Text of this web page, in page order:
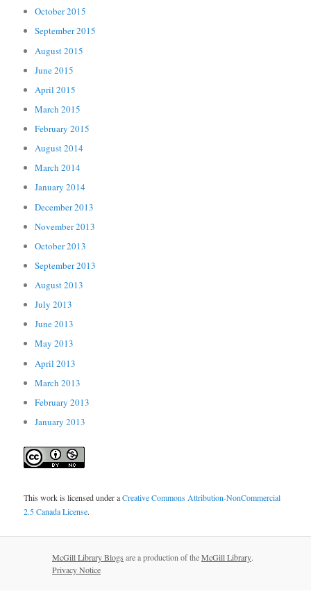
October 2015
September 2015
August 2015
June 2015
April 2015
March 2015
February 2015
August 2014
March 2014
January 2014
December 2013
November 2013
October 2013
September 2013
August 2013
July 2013
June 2013
May 2013
April 2013
March 2013
February 2013
January 2013
This work is licensed under aCreative Commons Attribution-NonCommercial
2.5 Canada License.
McGill Library Blogs are a production of theMcGill Library.
Privacy Notice